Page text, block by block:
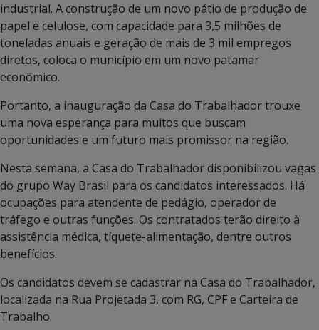
industrial. A construção de um novo pátio de produção de
papel e celulose, com capacidade para 3,5 milhões de
toneladas anuais e geração de mais de 3 mil empregos
diretos, coloca o município em um novo patamar
econômico.
Portanto, a inauguração da Casa do Trabalhador trouxe
uma nova esperança para muitos que buscam
oportunidades e um futuro mais promissor na região.
Nesta semana, a Casa do Trabalhador disponibilizou vagas
do grupo Way Brasil para os candidatos interessados. Há
ocupações para atendente de pedágio, operador de
tráfego e outras funções. Os contratados terão direito à
assistência médica, tíquete-alimentação, dentre outros
benefícios.
Os candidatos devem se cadastrar na Casa do Trabalhador,
localizada na Rua Projetada 3, com RG, CPF e Carteira de
Trabalho.